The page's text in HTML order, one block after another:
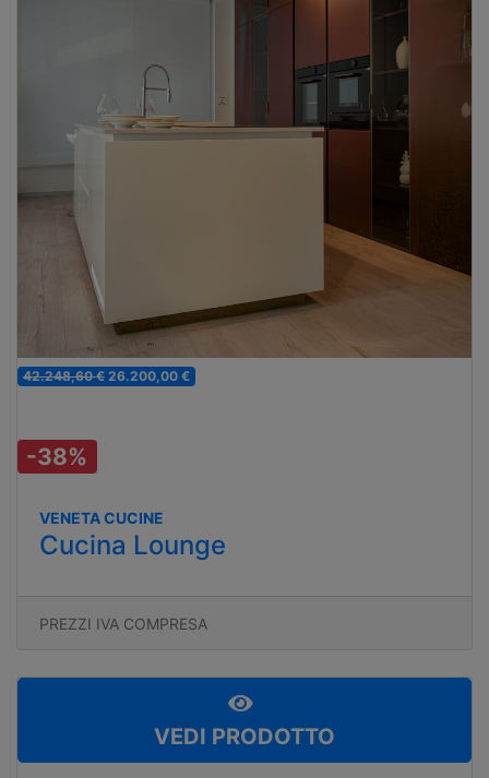
42.248,60 €26.200,00 €
-38%
VENETA CUCINE
Cucina Lounge
PREZZI IVA COMPRESA
VEDI PRODOTTO